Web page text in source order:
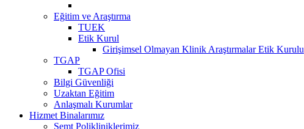
Eğitim ve Araştırma
TUEK
Etik Kurul
Girişimsel Olmayan Klinik Araştırmalar Etik Kurulu
TGAP
TGAP Ofisi
Bilgi Güvenliği
Uzaktan Eğitim
Anlaşmalı Kurumlar
Hizmet Binalarımız
Semt Polikliniklerimiz